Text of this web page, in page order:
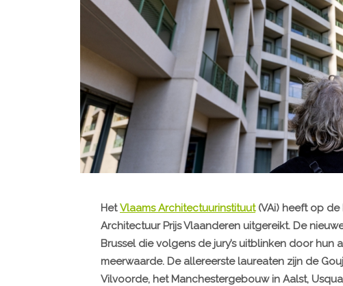
HetVlaams Architectuurinstituut(VAi) heeft op de
Architectuur Prijs Vlaanderen uitgereikt. De
Brussel die volgens de jury’s uitblinken door
meerwaarde. De allereerste laureaten zijn de
Vilvoorde, het Manchestergebouw in Aalst,